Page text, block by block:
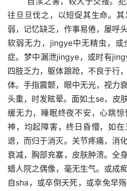
往旦旦伐之，以短促其生命。
弱，记忆缺乏，作事易倦，屡呼
软弱无力，jingye中无精虫，或
症。梦中漏泄jingye，或时有
四肢乏力，躯体踉跄，不良于行
体。手指震颤，眼中无光，视力
头重，时发眩晕。面如土se，皮
缓无力，睡眠终夜不安，心跳
神，均起障害，终日昏懵，如
退，而归于消灭。关节疼痛，消
衰减，胸部充塞，皮肤肿溃。全
蜡人院之偶像，毫无生气。或成
自sha，或卒倒夭死，或幸免早